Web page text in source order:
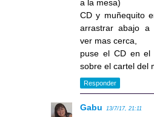
a la mesa)
CD y muñequito
arrastrar abajo a
ver mas cerca,
puse el CD en el
sobre el cartel del
Responder
Gabu 13/7/17, 21:11